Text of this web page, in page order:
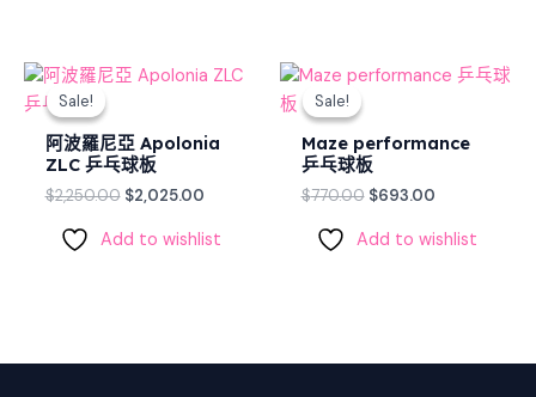
Sale!
Sale!
阿波羅尼亞 Apolonia
ZLC 乒乓球板
$2,250.00
Original
price
$2,250.00.
$2,025.00
Current
$2,025.00.
Add to wishlist
Sale!
Sale!
Maze performance
乒乓球板
$770.00
Original
$770.00.
$693.00
Current
Add to wishlist